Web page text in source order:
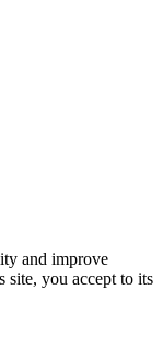
and improve
site, you accept to its